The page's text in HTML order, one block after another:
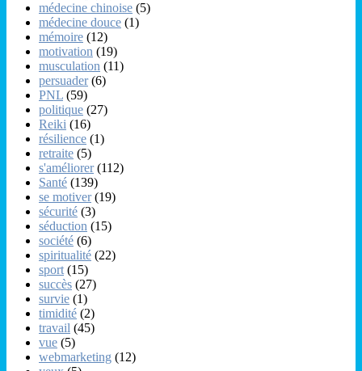
médecine chinoise (5)
médecine douce (1)
mémoire (12)
motivation (19)
musculation (11)
persuader(6)
PNL (59)
politique (27)
Reiki (16)
résilience (1)
retraite (5)
s'améliorer(112)
Santé (139)
se motiver(19)
sécurité (3)
séduction (15)
société (6)
spiritualité (22)
sport (15)
succès (27)
survie (1)
timidité (2)
travail (45)
vue (5)
webmarketing (12)